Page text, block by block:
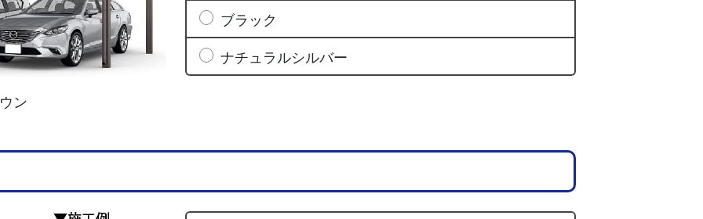
ン
ブラック
ナチュラルシルバー